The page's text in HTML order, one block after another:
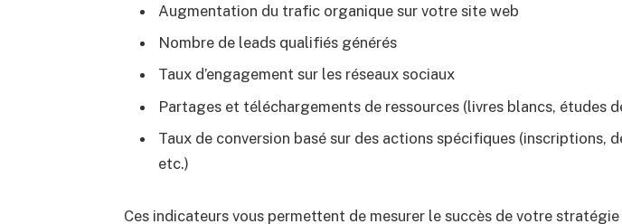
Augmentation du trafic organique sur votre site web
Nombre de leads qualifiés générés
Taux d’engagement sur les réseaux sociaux
Partages et téléchargements de ressources (livres blancs, études
Taux de conversion basé sur des actions spécifiques (inscriptions,
etc.)
Ces indicateurs vous permettent de mesurer le succès de votre